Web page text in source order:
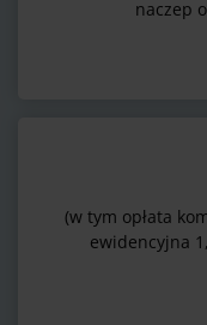
naczep
(w tym opłata
ewidencyjna